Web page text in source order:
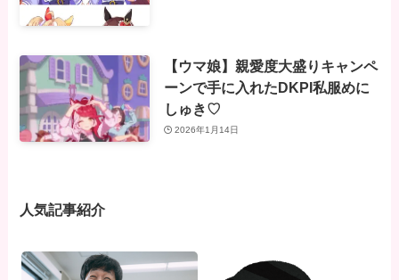
【ウマ娘】親愛度大盛りキャンペ
ーンで手に入れたDKPI私服めに
しゅき♡
2026年1月14日
人気記事紹介